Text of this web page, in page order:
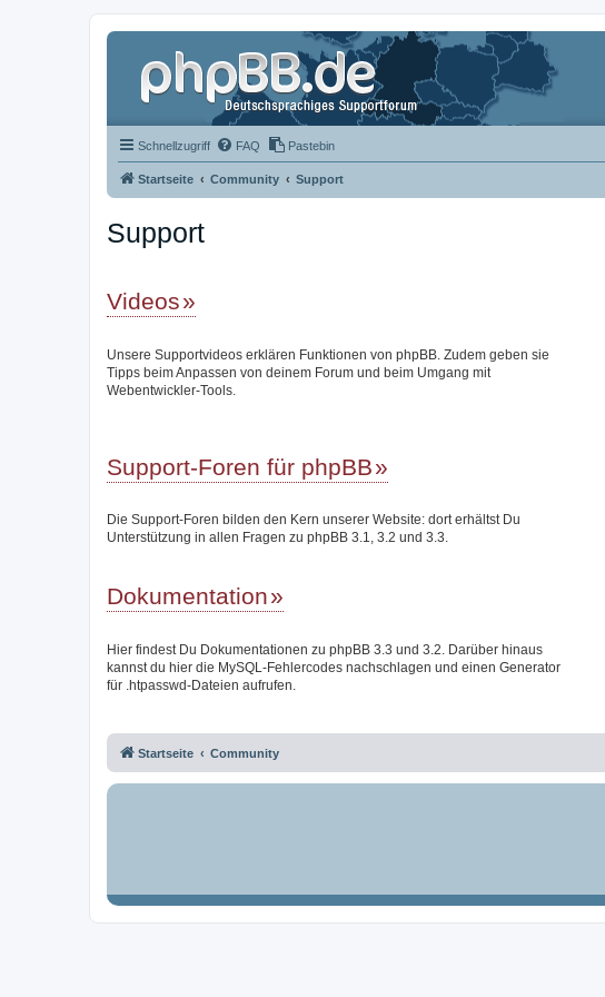
Schnellzugriff FAQ Pastebin
Startseite Community Support
Support
Videos
Unsere Supportvideos erklären Funktionen von phpBB. Zudem geben sie
Tipps beim Anpassen von deinem Forum und beim Umgang mit
Webentwickler-Tools.
Support-Foren für phpBB
Die Support-Foren bilden den Kern unserer Website: dort erhältst Du
Unterstützung in allen Fragen zu phpBB 3.1, 3.2 und 3.3.
Dokumentation
Hier findest Du Dokumentationen zu phpBB 3.3 und 3.2. Darüber hinaus
kannst du hier die MySQL-Fehlercodes nachschlagen und einen Generator
für .htpasswd-Dateien aufrufen.
Startseite Community